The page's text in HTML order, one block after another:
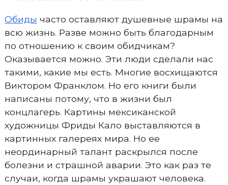
Обиды часто оставляют душевные шрамы на
всю жизнь. Разве можно быть благодарным
по отношению к своим обидчикам?
Оказывается можно. Эти люди сделали нас
такими, какие мы есть. Многие восхищаются
Виктором Франклом. Но его книги были
написаны потому, что в жизни был
концлагерь. Картины мексиканской
художницы Фриды Кало выставляются в
картинных галереях мира. Но ее
неординарный талант раскрылся после
болезни и страшной аварии. Это как раз те
случаи, когда шрамы украшают человека.